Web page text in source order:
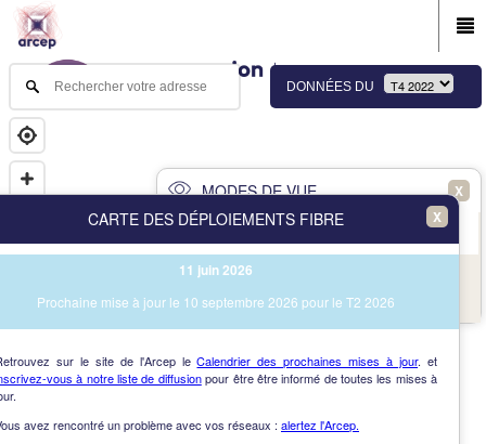
DONNÉES DU
MODES DE VUE X
Vue des immeubles et des communes
X
CARTE DES DÉPLOIEMENTS FIBRE
11 juin 2026
Prochaine mise à jour le 10 septembre 2026 pour le T2 2026
sur le site de l'Arcep leCalendrier des prochaines mises à jour. et
vous à notre liste de diffusionpour être être informé de toutes les mises à
avez rencontré un problème avec vos réseaux : alertez l'Arcep.
NAV